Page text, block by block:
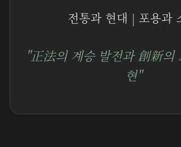
전통과 현대 | 포용과
"正法의 계승 발전과 創新의
현"